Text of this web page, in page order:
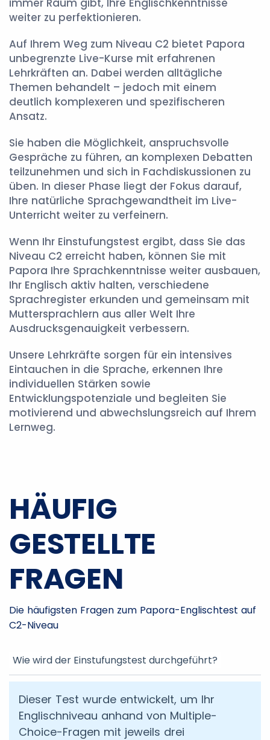
immer Raum gibt, Ihre Englischkenntnisse
weiter zu perfektionieren.
Auf Ihrem Weg zum Niveau C2 bietet Papora
unbegrenzte Live-Kurse mit erfahrenen
Lehrkräften an. Dabei werden alltägliche
Themen behandelt – jedoch mit einem
deutlich komplexeren und spezifischeren
Ansatz.
Sie haben die Möglichkeit, anspruchsvolle
Gespräche zu führen, an komplexen Debatten
teilzunehmen und sich in Fachdiskussionen zu
üben. In dieser Phase liegt der Fokus darauf,
Ihre natürliche Sprachgewandtheit im Live-
Unterricht weiter zu verfeinern.
Wenn Ihr Einstufungstest ergibt, dass Sie das
Niveau C2 erreicht haben, können Sie mit
Papora Ihre Sprachkenntnisse weiter ausbauen,
Ihr Englisch aktiv halten, verschiedene
Sprachregister erkunden und gemeinsam mit
Muttersprachlern aus aller Welt Ihre
Ausdrucksgenauigkeit verbessern.
Unsere Lehrkräfte sorgen für ein intensives
Eintauchen in die Sprache, erkennen Ihre
individuellen Stärken sowie
Entwicklungspotenziale und begleiten Sie
motivierend und abwechslungsreich auf Ihrem
Lernweg.
HÄUFIG
GESTELLTE
FRAGEN
Die häufigsten Fragen zum Papora-Englischtest auf
C2-Niveau
Wie wird der Einstufungstest durchgeführt?
Dieser Test wurde entwickelt, um Ihr
Englischniveau anhand von Multiple-
Choice-Fragen mit jeweils drei